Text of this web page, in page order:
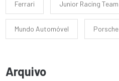
Ferrari Junior Racing Team
Mundo Automóvel Porsche
Arquivo